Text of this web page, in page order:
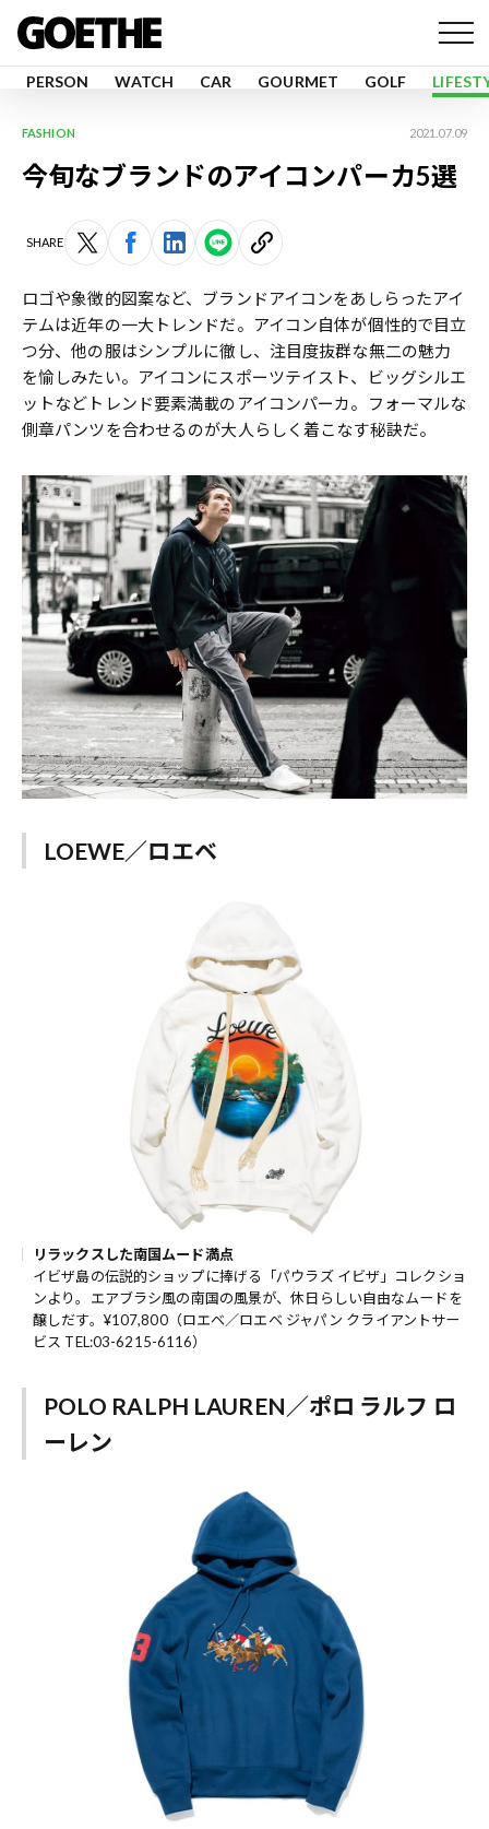
PERSON WATCH CAR GOURMET GOLF
FASHION 2021.07.09
今旬なブランドのアイコンパーカ5選
SHARE
ロゴや象徴的図案など、ブランドアイコンをあしらったアイ
テムは近年の一大トレンドだ。アイコン自体が個性的で目立
つ分、他の服はシンプルに徹し、注目度抜群な無二の魅力
を愉しみたい。アイコンにスポーツテイスト、ビッグシルエ
ットなどトレンド要素満載のアイコンパーカ。フォーマルな
側章パンツを合わせるのが大人らしく着こなす秘訣だ。
LOEWE／ロエベ
リラックスした南国ムード満点
イビザ島の伝説的ショップに捧げる「パウラズ イビザ」コレクショ
ンより。エアブラシ風の南国の風景が、休日らしい自由なムードを
醸しだす。¥107,800（ロエベ／ロエベ ジャパン クライアントサー
ビス TEL:03-6215-6116）
POLO RALPH LAUREN／ポロ ラルフ ロ
ーレン